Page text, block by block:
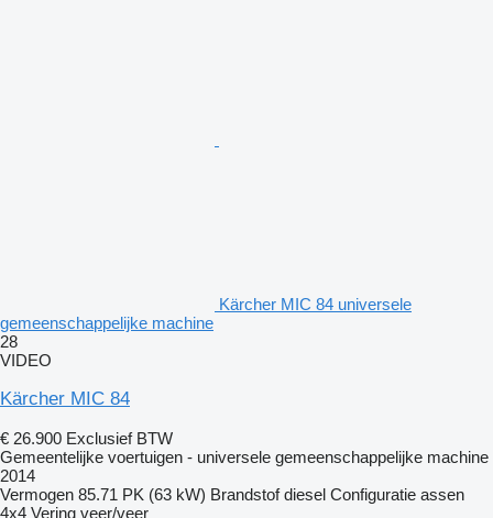
Kärcher MIC 84 universele
gemeenschappelijke machine
28
VIDEO
Kärcher MIC 84
€ 26.900 Exclusief BTW
Gemeentelijke voertuigen - universele gemeenschappelijke machine
2014
Vermogen 85.71 PK (63 kW) Brandstof diesel Configuratie assen
4x4 Vering veer/veer